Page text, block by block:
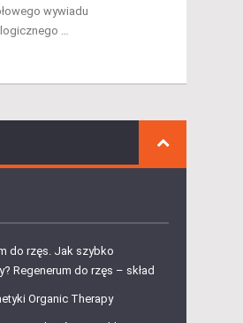
wywiadu
…
do rzęs. Jak szybko
Regenerum do rzęs – skład
Organic Therapy